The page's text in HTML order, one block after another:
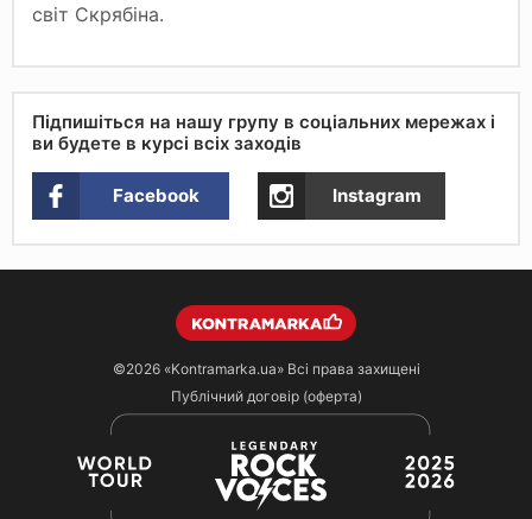
світ Скрябіна.
Підпишіться на нашу групу в соціальних мережах і
ви будете в курсі всіх заходів
Facebook Instagram
©2026 «Kontramarka.ua»Всі права захищені
Публічний договір (оферта)